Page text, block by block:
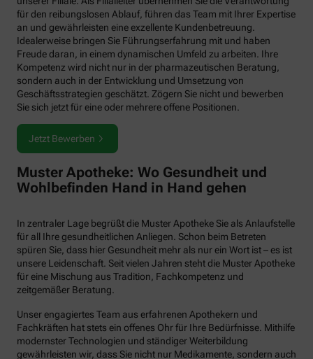
für den reibungslosen Ablauf, führen das Team mit Ihrer Expertise
an und gewährleisten eine exzellente Kundenbetreuung.
Idealerweise bringen Sie Führungserfahrung mit und haben
Freude daran, in einem dynamischen Umfeld zu arbeiten. Ihre
Kompetenz wird nicht nur in der pharmazeutischen Beratung,
sondern auch in der Entwicklung und Umsetzung von
Geschäftsstrategien geschätzt. Zögern Sie nicht und bewerben
Sie sich jetzt für eine oder mehrere offene Positionen.
Jetzt Bewerben
Muster Apotheke: Wo Gesundheit und
Wohlbefinden Hand in Hand gehen
In zentraler Lage begrüßt die Muster Apotheke Sie als Anlaufstelle
für all Ihre gesundheitlichen Anliegen. Schon beim Betreten
spüren Sie, dass hier Gesundheit mehr als nur ein Wort ist – es ist
unsere Leidenschaft. Seit vielen Jahren steht die Muster Apotheke
für eine Mischung aus Tradition, Fachkompetenz und
zeitgemäßer Beratung.
Unser engagiertes Team aus erfahrenen Apothekern und
Fachkräften hat stets ein offenes Ohr für Ihre Bedürfnisse. Mithilfe
modernster Technologien und ständiger Weiterbildung
gewährleisten wir, dass Sie nicht nur Medikamente, sondern auch